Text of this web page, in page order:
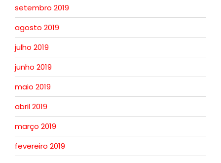
setembro 2019
agosto 2019
julho 2019
junho 2019
maio 2019
abril 2019
março 2019
fevereiro 2019